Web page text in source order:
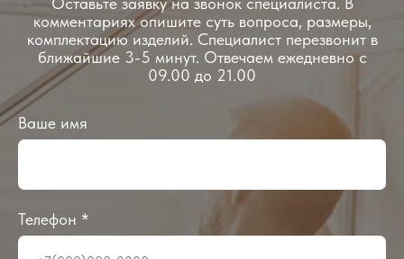
комментариях опишите суть вопроса, размеры,
комплектацию изделий. Специалист перезвонит в
ближайшие 3-5 минут. Отвечаем ежедневно с
09.00 до 21.00
Ваше имя
Телефон *